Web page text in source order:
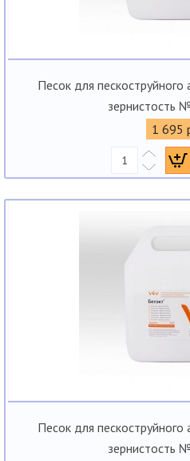
Песок для
зернистость
1 695
Песок для
зернистость